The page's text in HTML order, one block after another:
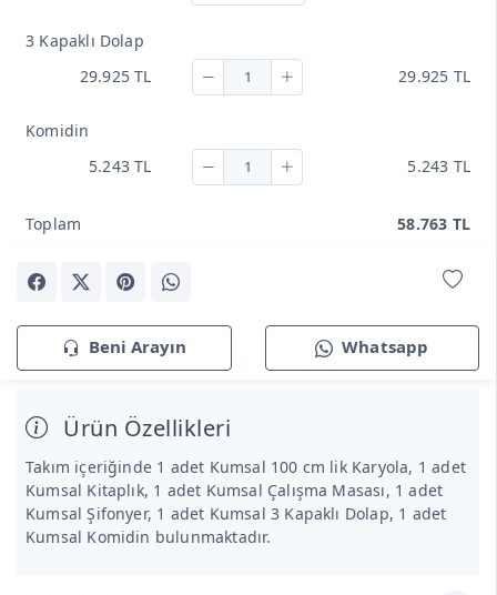
3 Kapaklı Dolap
29.925 TL
29.925 TL
Komidin
5.243 TL
5.243 TL
Toplam 58.763 TL
Beni Arayın Whatsapp
Ürün Özellikleri
Takım içeriğinde 1 adet Kumsal 100 cm lik Karyola, 1 adet
Kumsal Kitaplık, 1 adet Kumsal Çalışma Masası, 1 adet
Kumsal Şifonyer, 1 adet Kumsal 3 Kapaklı Dolap, 1 adet
Kumsal Komidin bulunmaktadır.